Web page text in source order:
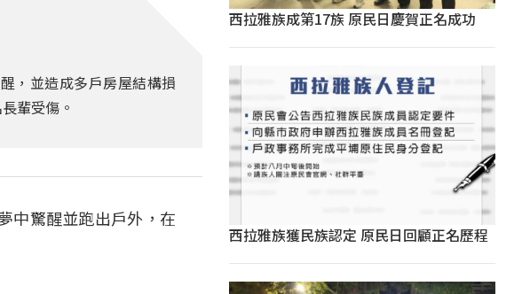
，並造成多戶房屋結構損
輩受傷。
中驚醒並跑出戶外，在
西拉雅族成第17族 原民日慶賀正名成功
西拉雅族獲民族認定 原民日回顧正名歷程